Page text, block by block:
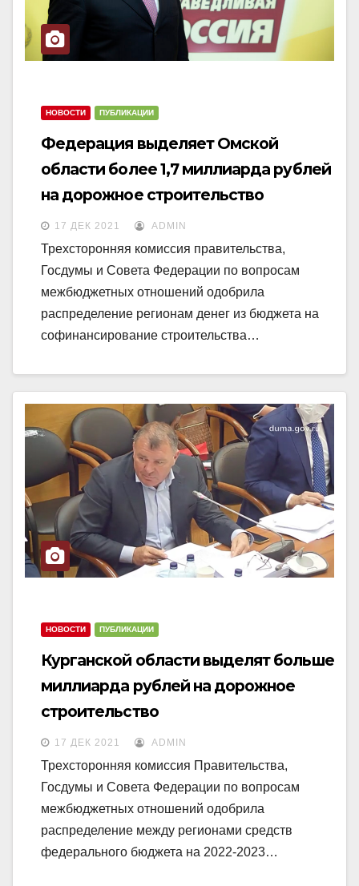
НОВОСТИ ПУБЛИКАЦИИ
Федерация выделяет Омской
области более 1,7 миллиарда рублей
на дорожное строительство
17 ДЕК 2021 ADMIN
Трехсторонняя комиссия правительства,
Госдумы и Совета Федерации по вопросам
межбюджетных отношений одобрила
распределение регионам денег из бюджета на
софинансирование строительства…
НОВОСТИ ПУБЛИКАЦИИ
Курганской области выделят больше
миллиарда рублей на дорожное
строительство
17 ДЕК 2021 ADMIN
Трехсторонняя комиссия Правительства,
Госдумы и Совета Федерации по вопросам
межбюджетных отношений одобрила
распределение между регионами средств
федерального бюджета на 2022-2023…